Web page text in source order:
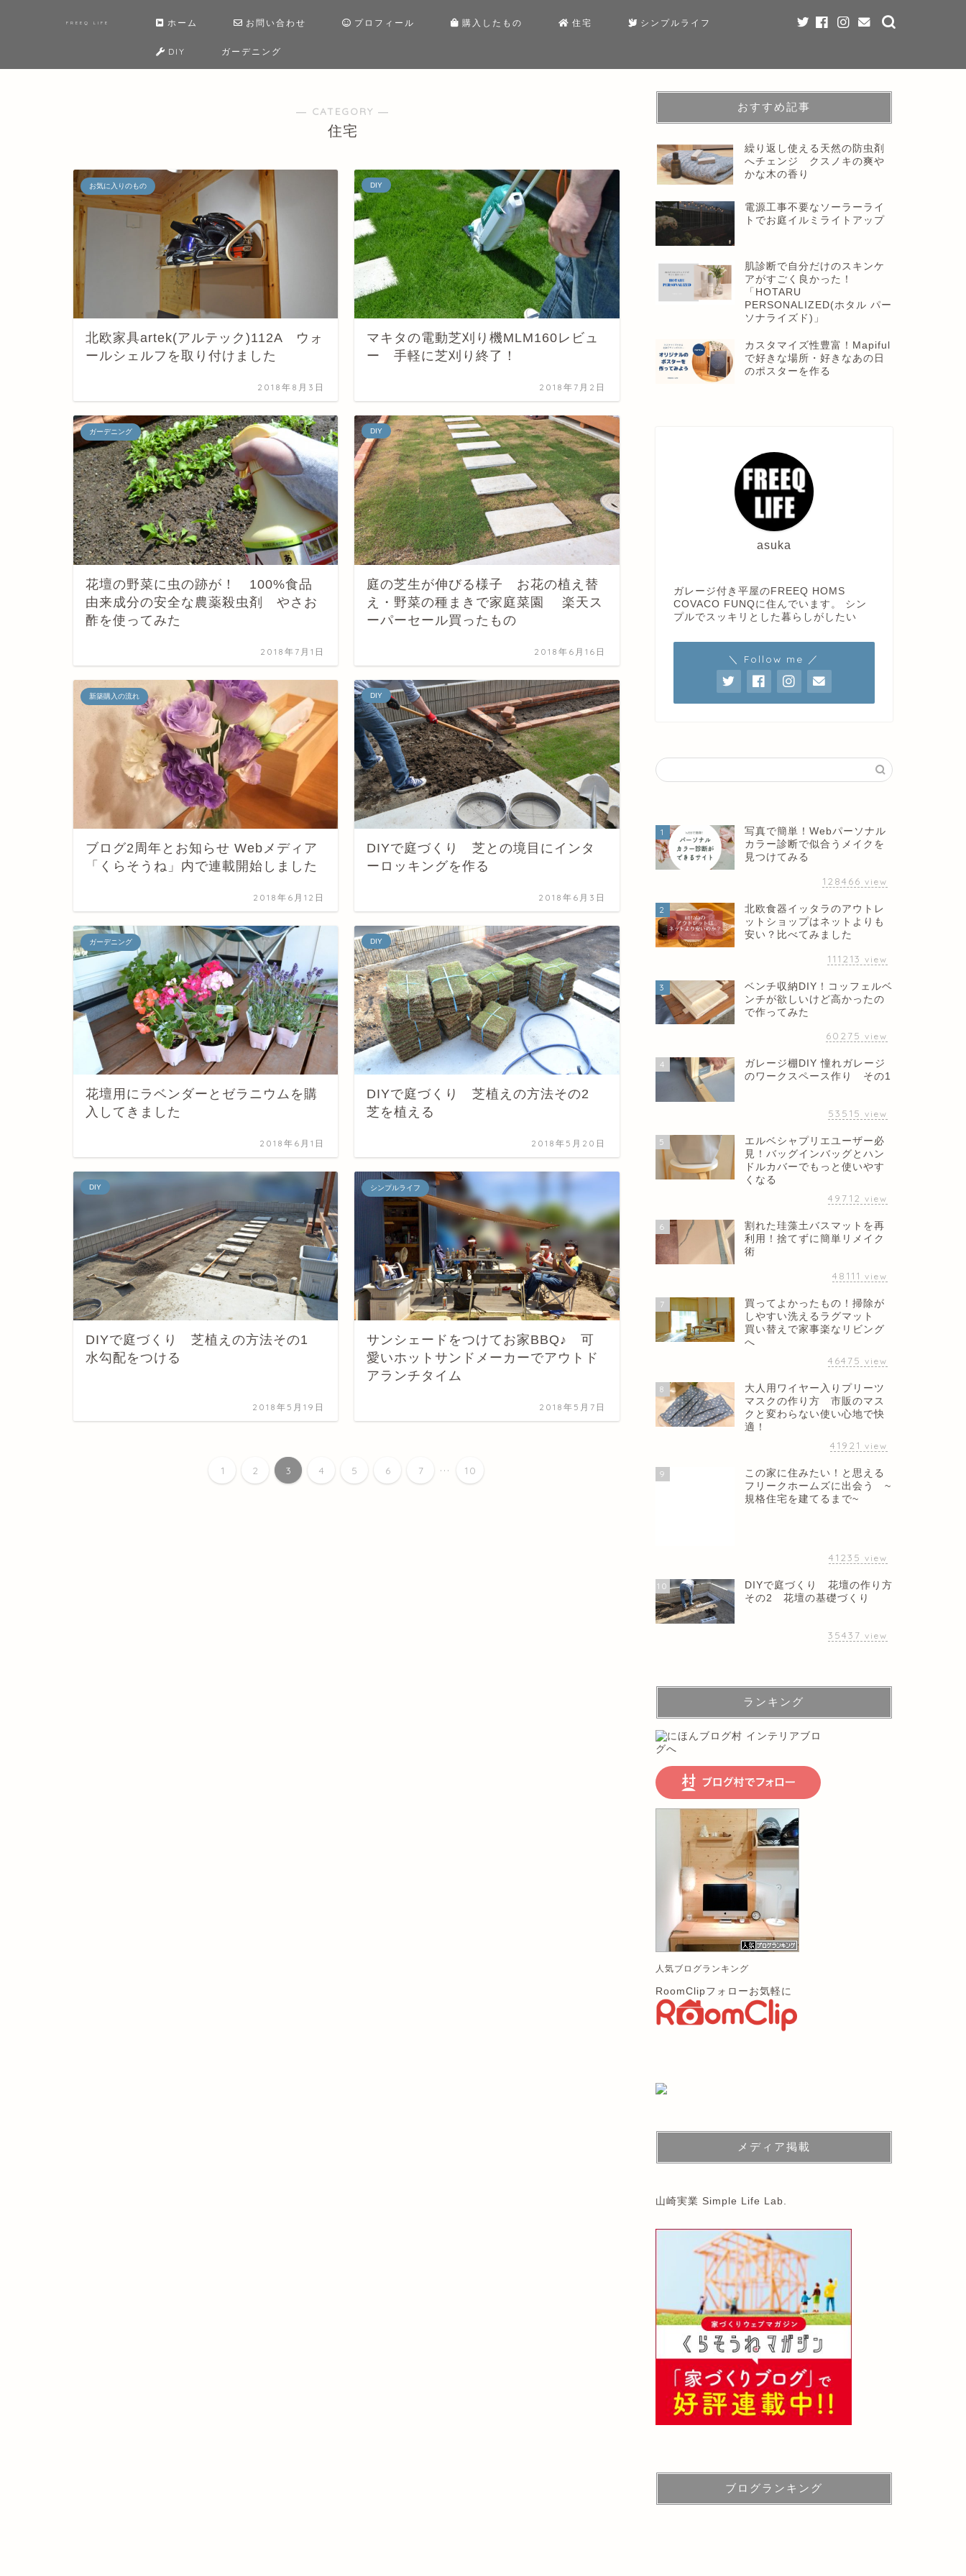
FREEQ LIFE ホーム お問い合わせ プロフィール 購入したもの 住宅 シンプルライフ
DIY ガーデニング
― CATEGORY ―
住宅
お気に入りのもの
北欧家具artek(アルテック)112A ウォ
ールシェルフを取り付けました
2018年8月3日
DIY
マキタの電動芝刈り機MLM160レビュ
ー 手軽に芝刈り終了！
2018年7月2日
ガーデニング
花壇の野菜に虫の跡が！ 100%食品
由来成分の安全な農薬殺虫剤 やさお
酢を使ってみた
2018年7月1日
DIY
庭の芝生が伸びる様子 お花の植え替
え・野菜の種まきで家庭菜園 楽天ス
ーパーセール買ったもの
2018年6月16日
新築購入の流れ
ブログ2周年とお知らせ Webメディア
「くらそうね」内で連載開始しました
2018年6月12日
DIY
DIYで庭づくり 芝との境目にインタ
ーロッキングを作る
2018年6月3日
ガーデニング
花壇用にラベンダーとゼラニウムを購
入してきました
2018年6月1日
DIY
DIYで庭づくり 芝植えの方法その2
芝を植える
2018年5月20日
DIY
DIYで庭づくり 芝植えの方法その1
水勾配をつける
2018年5月19日
シンプルライフ
サンシェードをつけてお家BBQ♪ 可
愛いホットサンドメーカーでアウトド
アランチタイム
2018年5月7日
1 2 3 4 5 6 7 ... 10
おすすめ記事
繰り返し使える天然の防虫剤
へチェンジ クスノキの爽や
かな木の香り
電源工事不要なソーラーライ
トでお庭イルミライトアップ
肌診断で自分だけのスキンケ
アがすごく良かった！
「HOTARU
PERSONALIZED(ホタル パー
ソナライズド)」
カスタマイズ性豊富！Mapiful
で好きな場所・好きなあの日
のポスターを作る
asuka
ガレージ付き平屋のFREEQ HOMS
COVACO FUNQに住んでいます。 シン
プルでスッキリとした暮らしがしたい
＼ Follow me ／
1
写真で簡単！Webパーソナル
カラー診断で似合うメイクを
見つけてみる
128466 view
2
北欧食器イッタラのアウトレ
ットショップはネットよりも
安い？比べてみました
111213 view
3
ベンチ収納DIY！コッフェルベ
ンチが欲しいけど高かったの
で作ってみた
60275 view
4
ガレージ棚DIY 憧れガレージ
のワークスペース作り その1
53515 view
5
エルベシャプリエユーザー必
見！バッグインバッグとハン
ドルカバーでもっと使いやす
くなる
49712 view
6
割れた珪藻土バスマットを再
利用！捨てずに簡単リメイク
術
48111 view
7
買ってよかったもの！掃除が
しやすい洗えるラグマット
買い替えで家事楽なリビング
へ
46475 view
8
大人用ワイヤー入りプリーツ
マスクの作り方 市販のマス
クと変わらない使い心地で快
適！
41921 view
9
この家に住みたい！と思える
フリークホームズに出会う ~
規格住宅を建てるまで~
41235 view
10
DIYで庭づくり 花壇の作り方
その2 花壇の基礎づくり
35437 view
ランキング
人気ブログランキング
RoomClipフォローお気軽に
メディア掲載
山崎実業 Simple Life Lab.
ブログランキング